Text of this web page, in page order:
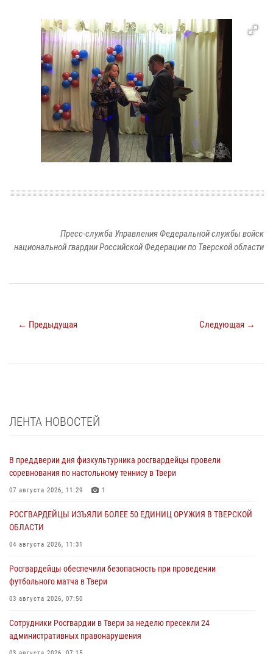
Пресс-служба Управления Федеральной службы войск
национальной гвардии Российской Федерации по Тверской области
← Предыдущая Следующая →
ЛЕНТА НОВОСТЕЙ
В преддверии дня физкультурника росгвардейцы провели
соревнования по настольному теннису в Твери
07 августа 2026, 11:29 1
РОСГВАРДЕЙЦЫ ИЗЪЯЛИ БОЛЕЕ 50 ЕДИНИЦ ОРУЖИЯ В ТВЕРСКОЙ
ОБЛАСТИ
04 августа 2026, 11:31
Росгвардейцы обеспечили безопасность при проведении
футбольного матча в Твери
03 августа 2026, 07:50
Сотрудники Росгвардии в Твери за неделю пресекли 24
административных правонарушения